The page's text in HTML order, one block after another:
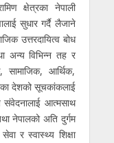
क्षेत्रका नेपाली
सुधार गर्दै लैजाने
उत्तरदायित्व बोध
अन्य विभिन्न तह र
सामाजिक, आर्थिक,
देशको सूचकांकलाई
संवेदनालाई आत्मसाथ
नेपालको अति दुर्गम
र स्वास्थ्य शिक्षा